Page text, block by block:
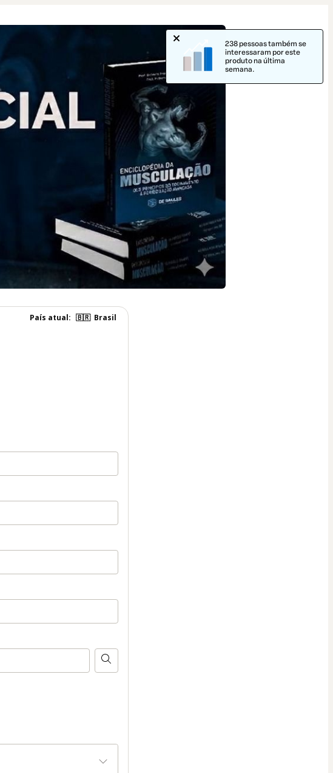
País atual: 🇧🇷 Brasil
238 pessoas também se
interessaram por este
produto na última
semana.